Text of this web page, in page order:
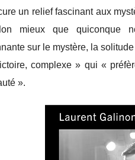
un relief fascinant aux
mieux que quiconque
sur le mystère, la
complexe » qui «
».